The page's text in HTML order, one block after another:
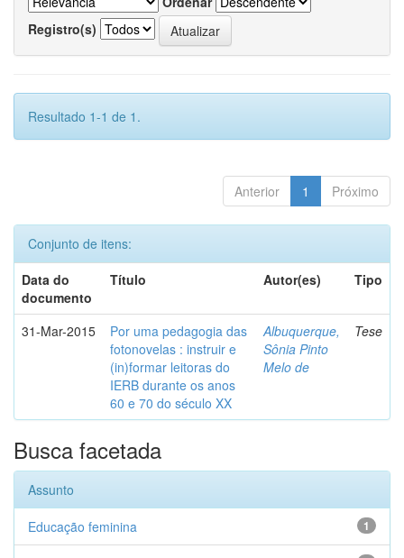
Registro(s)
Resultado 1-1 de 1.
Anterior 1 Próximo
Conjunto de itens:
Data do
documento
Título Autor(es) Tipo
31-Mar-2015
Por uma pedagogia das
fotonovelas : instruir e
(in)formar leitoras do
IERB durante os anos
60 e 70 do século XX
Albuquerque,
Sônia Pinto
Melo de
Tese
Busca facetada
Assunto
1
Educação feminina